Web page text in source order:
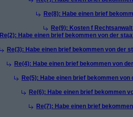
Re(8): Habe einen brief
Re(9): Kosten f
Re(2): Habe einen brief bekommen von der
Re(3): Habe einen brief bekommen von der
Re(4): Habe einen brief bekommen von
Re(5): Habe einen brief bekommen
Re(6): Habe einen brief bekommen
Re(7): Habe einen brief